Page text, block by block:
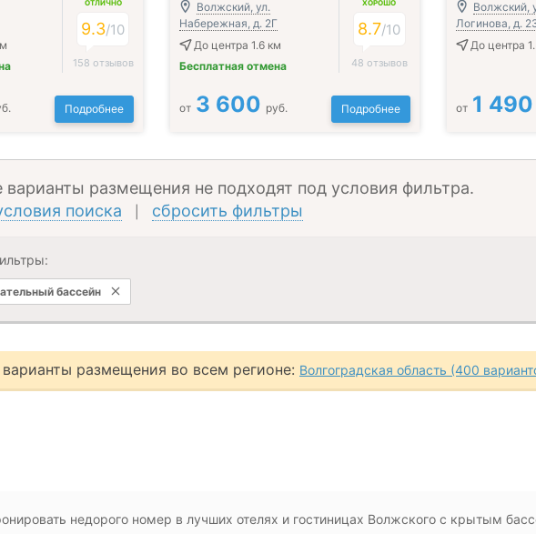
ОТЛИЧНО
9.3/10
158 отзывов
Подробнее
Волжский, ул.
Набережная, д. 2Г
До центра 1.6 км
Бесплатная отмена
ХОРОШО
8.7/10
48 отзывов
от 3 600 руб. Подробнее
Волжский,
Логинова, д.
До центра
от 1 490
варианты размещения не подходят под условия фильтра.
поиска
сбросить фильтры
бассейн
варианты размещения во всем регионе: Волгоградская область (400
недорого номер в лучших отелях и гостиницах Волжского с крытым